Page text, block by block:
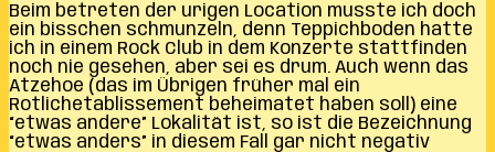
Beim betreten der urigen Location musste ich doch
ein bisschen schmunzeln, denn Teppichboden hatte
ich in einem Rock Club in dem Konzerte stattfinden
noch nie gesehen, aber sei es drum. Auch wenn das
Atzehoe (das im Übrigen früher mal ein
Rotlichetablissement beheimatet haben soll) eine
“etwas andere” Lokalität ist, so ist die Bezeichnung
“etwas anders” in diesem Fall gar nicht negativ